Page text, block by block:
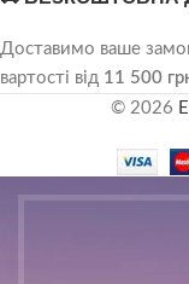
Доставимо ваше
вартості від 11 500
© 2026